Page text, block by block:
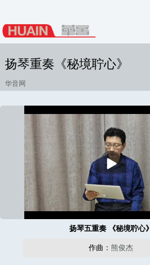
扬琴重奏《秘境聍心》
华音网
播
放
扬琴五重奏 《秘境聍心》
作曲： 熊俊杰